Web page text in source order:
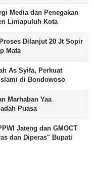
Media dan Penegakan
Limapuluh Kota
Dilanjut 20 Jt Sopir
Mata
As Syifa, Perkuat
di Bondowoso
Marhaban Yaa
Puasa
Jateng dan GMOCT
dan Diperas" Bupati